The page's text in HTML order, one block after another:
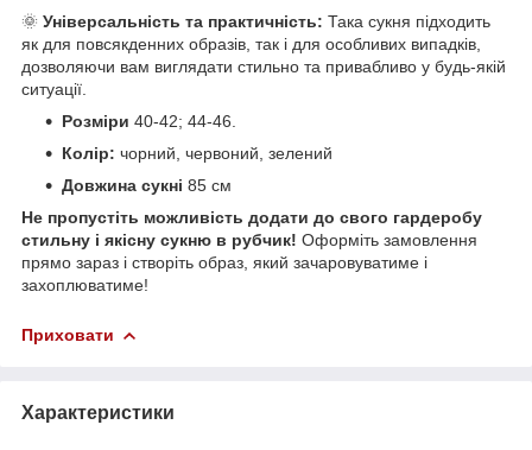
🌞 Універсальність та практичність: Така сукня підходить
як для повсякденних образів, так і для особливих випадків,
дозволяючи вам виглядати стильно та привабливо у будь-якій
ситуації.
Розміри 40-42; 44-46.
Колір: чорний, червоний, зелений
Довжина сукні 85 см
Не пропустіть можливість додати до свого гардеробу
стильну і якісну сукню в рубчик! Оформіть замовлення
прямо зараз і створіть образ, який зачаровуватиме і
захоплюватиме!
Приховати
Характеристики